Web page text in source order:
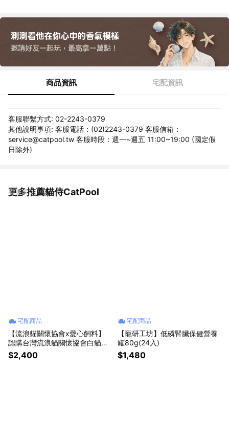
商品資訊 宅配資訊
客服聯繫方式: 02-2243-0379
其他說明事項: 客服電話：(02)2243-0379 客服信箱：
service@catpool.tw 客服時段：週一~週五 11:00~19:00 (國定假
日除外)
更多推薦貓侍CatPool
看更多
宅配商品
【流浪貓關懷協會x愛心飼料】
認購台灣流浪貓關懷協會白貓侍
飼料-6kg(購買者本人將不會收
到商品)
$2,400
宅配商品
【寵研工坊】低磷腎臟保健營養
罐80g(24入)
$1,480